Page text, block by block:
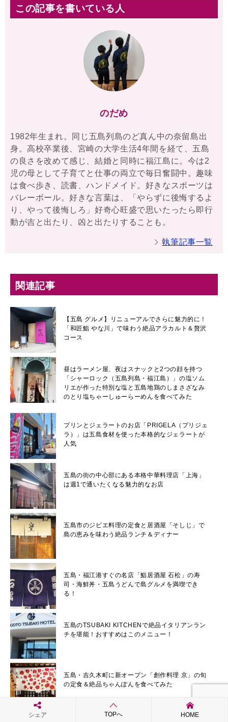
この記事を書いている人
のだめ
1982年生まれ。同じ五島列島のど真ん中の奈留島出
身。高校卒業後、宮崎の大学生活4年間を経て、五島
の良さを改めて感じ、結婚と同時に福江島に。今は2
児の母として子育てと仕事の両立で毎日奮闘中。趣味
は食べ歩き、読書、ハンドメイド。好きなスポーツは
バレーボール。好きな言葉は、「やらずに後悔するよ
り、やって後悔しろ」好奇心旺盛で思いたったら即行
動が吉と出たり、凶と出たりすることも。
執筆記事一覧
関連記事
【五島 グルメ】リニューアルでさらに魅力的に！
「和匠鮨 やな川」で味わう絶品アラカルト＆贅沢
コース
昼はラーメン屋、夜はスナックと2つの顔を持つ
「シャーロック（五島列島・福江島）」の塩ソム
リエが作った特別な塩と五島地鶏のしまさざなみ
のとり塩ちゃーしゅーらーめんを食べてみた
プリンとジェラートのお店「PRIGELA（プリジェ
ラ）」は五島食材を使った本格的なジェラートが
人気
五島の街の中心部にある本格中華料理店「上海」
は週1で通いたくなる魅力的なお店
五島市のジビエ料理の定食と居酒屋「そしじ」で
島の恵みを味わう絶品ランチ＆ディナー
五島・福江港すぐの名店「鮨居酒屋 石松」の寿
司・海鮮丼・五島うどんで島グルメを満喫でき
る！
五島のTSUBAKI KITCHENで絶品イタリアンラン
チを堪能！おすすめはこのメニュー！
五島・吉久木町に新オープン「創作料理 京」の旬
の定食＆絶品ちゃんぽんを食べてみた
シェア TOPへ HOME